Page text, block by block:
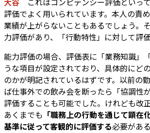
評価でよく用いられています。本人の責
業績が上がらないこともあるでしょう。
力評価があり、「行動特性」に対して評
能力評価の場合、評価表に「業務知識」
うな項目が設定されており、具体的にど
のかが明記されているはずです。以前の
ば仕事外での飲み会を断ったら「協調性
評価することも可能でした。けれども改
あくまでも 「職務上の行動を通じて顕在
基準に従って客観的に評価する必要があ